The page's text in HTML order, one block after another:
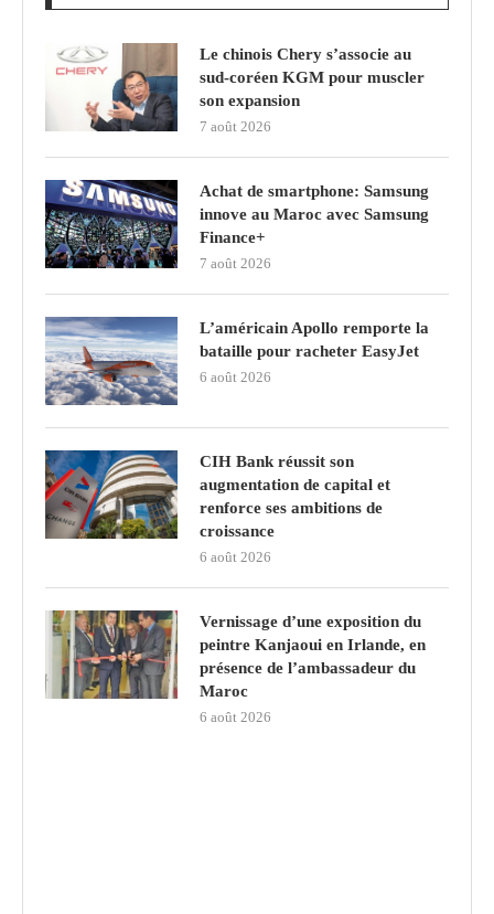
Le chinois Chery s’associe au
sud‑coréen KGM pour muscler
son expansion
7 août 2026
Achat de smartphone: Samsung
innove au Maroc avec Samsung
Finance+
7 août 2026
L’américain Apollo remporte la
bataille pour racheter EasyJet
6 août 2026
CIH Bank réussit son
augmentation de capital et
renforce ses ambitions de
croissance
6 août 2026
Vernissage d’une exposition du
peintre Kanjaoui en Irlande, en
présence de l’ambassadeur du
Maroc
6 août 2026